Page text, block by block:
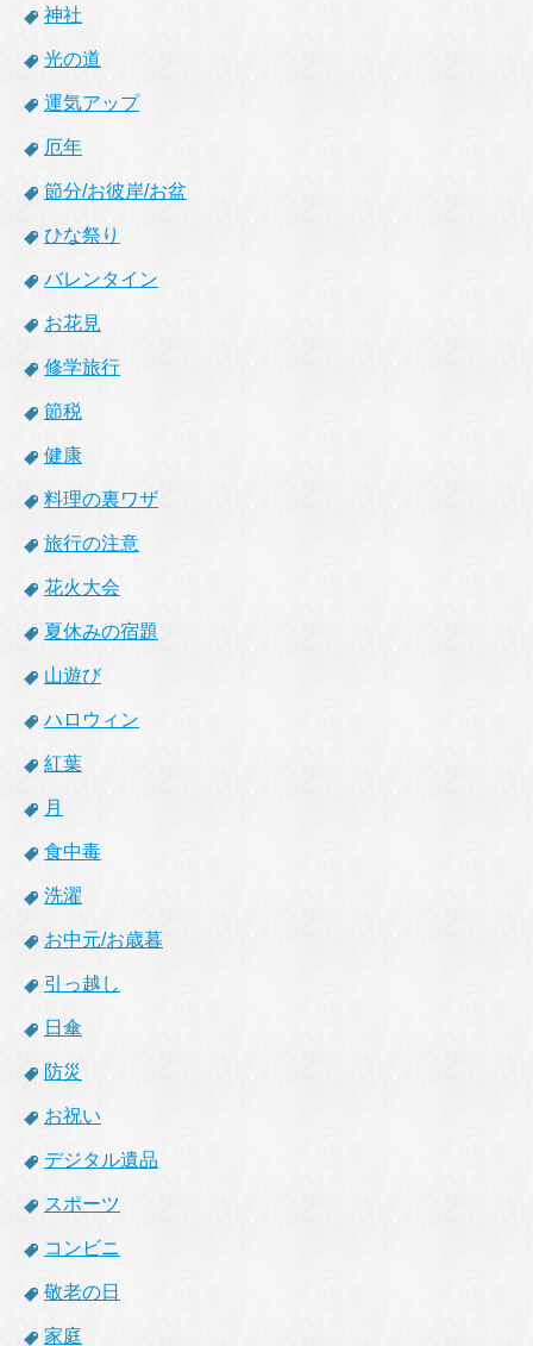
神社
光の道
運気アップ
厄年
節分/お彼岸/お盆
ひな祭り
バレンタイン
お花見
修学旅行
節税
健康
料理の裏ワザ
旅行の注意
花火大会
夏休みの宿題
山遊び
ハロウィン
紅葉
月
食中毒
洗濯
お中元/お歳暮
引っ越し
日傘
防災
お祝い
デジタル遺品
スポーツ
コンビニ
敬老の日
家庭